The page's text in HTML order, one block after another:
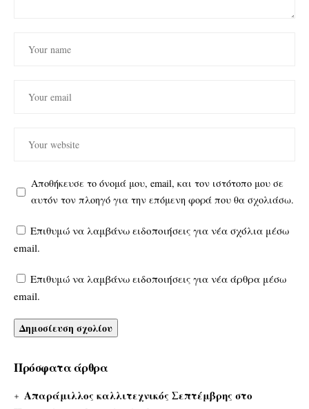
Αποθήκευσε το όνομά μου, email, και τον ιστότοπο μου σε
αυτόν τον πλοηγό για την επόμενη φορά που θα σχολιάσω.
Επιθυμώ να λαμβάνω ειδοποιήσεις για νέα σχόλια μέσω
email.
Επιθυμώ να λαμβάνω ειδοποιήσεις για νέα άρθρα μέσω
email.
Πρόσφατα άρθρα
Απαράμιλλος καλλιτεχνικός Σεπτέμβρης στο